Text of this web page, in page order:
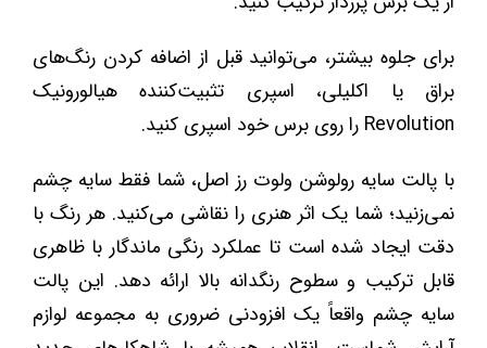
برای جلوه بیشتر، می‌توانید قبل از اضافه کردن رنگ‌های
براق یا اکلیلی، اسپری تثبیت‌کننده هیالورونیک
Revolution را روی برس خود اسپری کنید.
با پالت سایه رولوشن ولوت رز اصل، شما فقط سایه چشم
نمی‌زنید؛ شما یک اثر هنری را نقاشی می‌کنید. هر رنگ با
دقت ایجاد شده است تا عملکرد رنگی ماندگار با ظاهری
قابل ترکیب و سطوح رنگدانه بالا ارائه دهد. این پالت
سایه چشم واقعاً یک افزودنی ضروری به مجموعه لوازم